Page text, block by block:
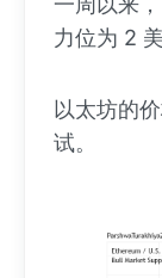
力位为 2
以太坊的
试。